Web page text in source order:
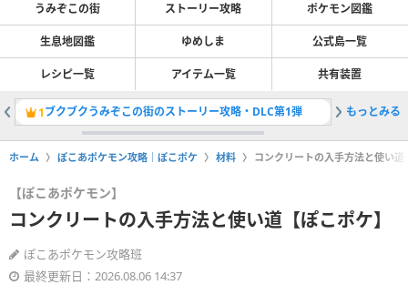
うみぞこの街 ストーリー攻略 ポケモン図鑑
生息地図鑑 ゆめしま 公式島一覧
レシピ一覧 アイテム一覧 共有装置
1ブクブクうみぞこの街のストーリー攻略・DLC第1弾 2スター
もっとみる
ホーム ぽこあポケモン攻略｜ぽこポケ 材料 コンクリートの入手方法と使い道
【ぽこあポケモン】
コンクリートの入手方法と使い道【ぽこポケ】
ぽこあポケモン攻略班
最終更新日：2026.08.06 14:37